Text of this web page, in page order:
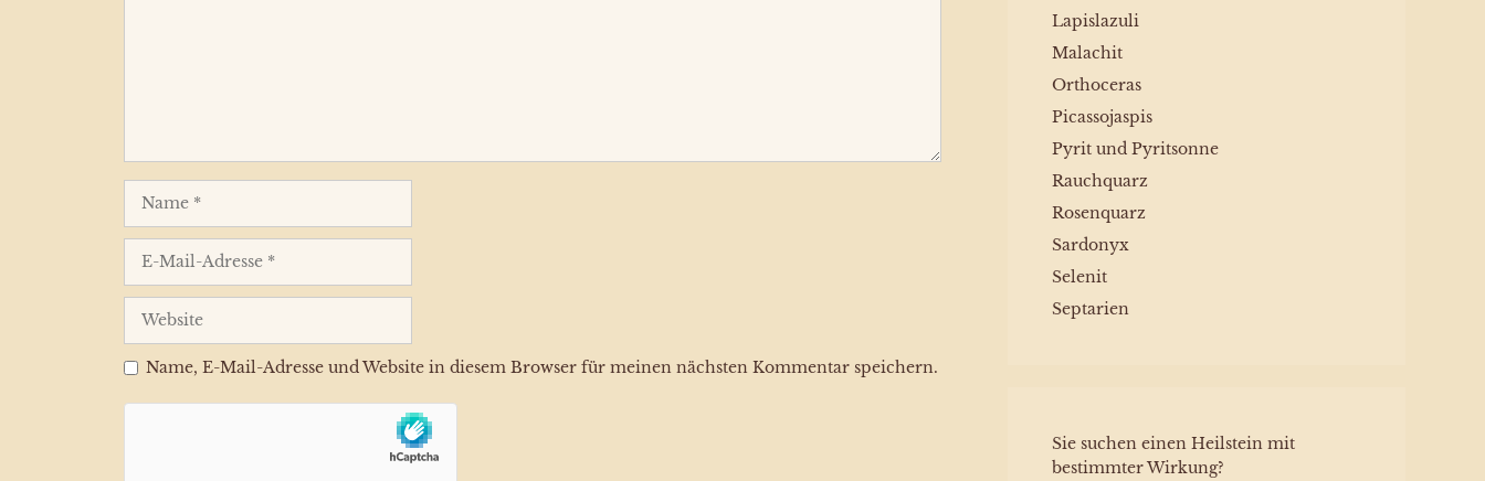
Mail-
Adresse
Website
Name, E-Mail-Adresse und Website in diesem Browser für meinen nächsten Kommentar speichern.
Lapislazuli
Malachit
Orthoceras
Picassojaspis
Pyrit und Pyritsonne
Rauchquarz
Rosenquarz
Sardonyx
Selenit
Septarien
Sie suchen einen Heilstein mit
bestimmter Wirkung?